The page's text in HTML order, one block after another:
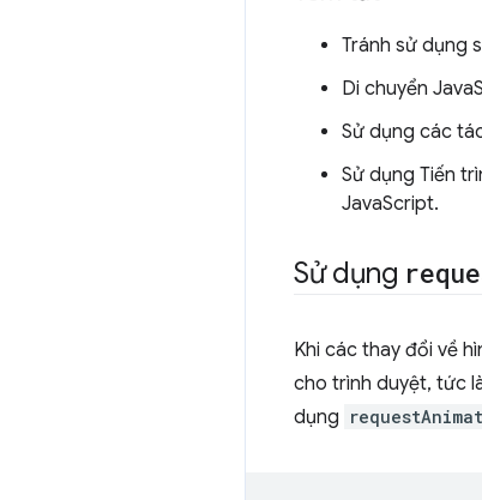
Tránh sử dụng
Di chuyển
Sử dụng các
Sử dụng Tiến
JavaScript.
Sử dụng
Khi các thay đổi về
cho trình duyệt, tức
dụng